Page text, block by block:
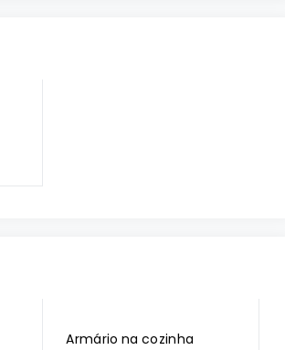
Armário na cozinha